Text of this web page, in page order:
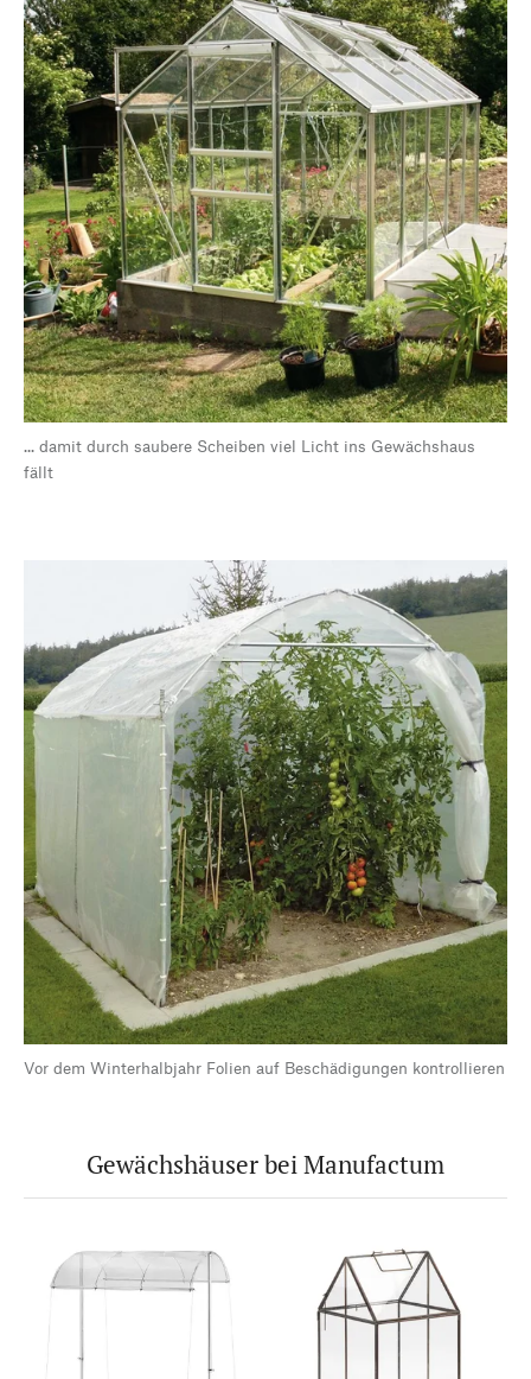
... damit durch saubere Scheiben viel Licht ins Gewächshaus
fällt
Vor dem Winterhalbjahr Folien auf Beschädigungen kontrollieren
Gewächshäuser bei Manufactum